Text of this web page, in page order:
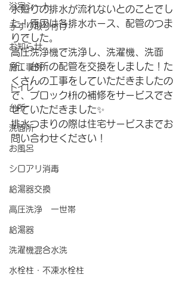
浴室シート
手すり取り付け
お知らせ
施工事例
トイレ
台所
洗面所
お風呂
シロアリ消毒
給湯器交換
高圧洗浄 一世帯
給湯器
洗濯機混合水洗
水栓柱・不凍水栓柱
水廻りの排水が流れないとのことでし
た！原因は各排水ホース、配管のつま
りでした。
高圧洗浄機で洗浄し、洗濯機、洗面
所、台所の配管を交換をしました！た
くさんの工事をしていただきましたの
で、ブロック枡の補修をサービスでさ
せていただきました✨
排水つまりの際は住宅サービスまでお
問い合わせください！